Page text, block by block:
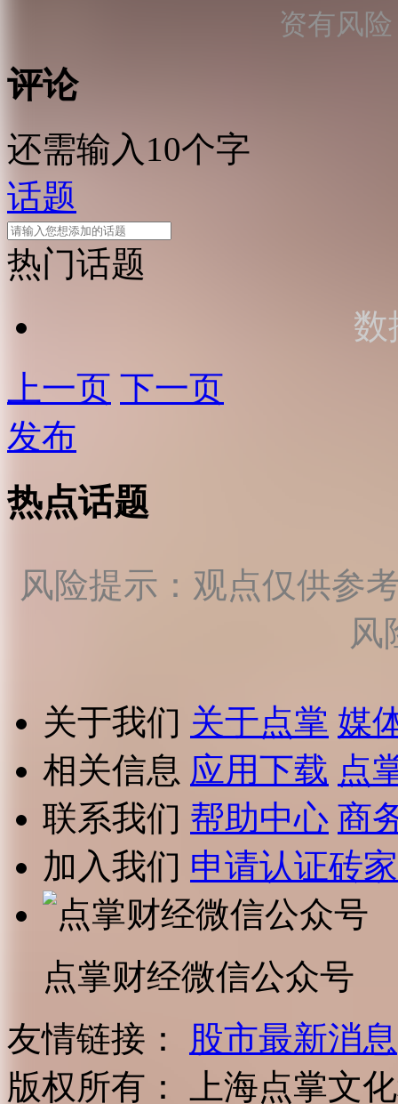
资有风
评论
还需输入10个字
话题
热门话题
数
上一页 下一页
发布
热点话题
风险提示：观点仅供参
风
关于我们 关于点掌 媒
相关信息 应用下载 点
联系我们 帮助中心 商
加入我们 申请认证砖家
点掌财经微信公众号
友情链接：
股市最新消息
版权所有：
上海点掌文